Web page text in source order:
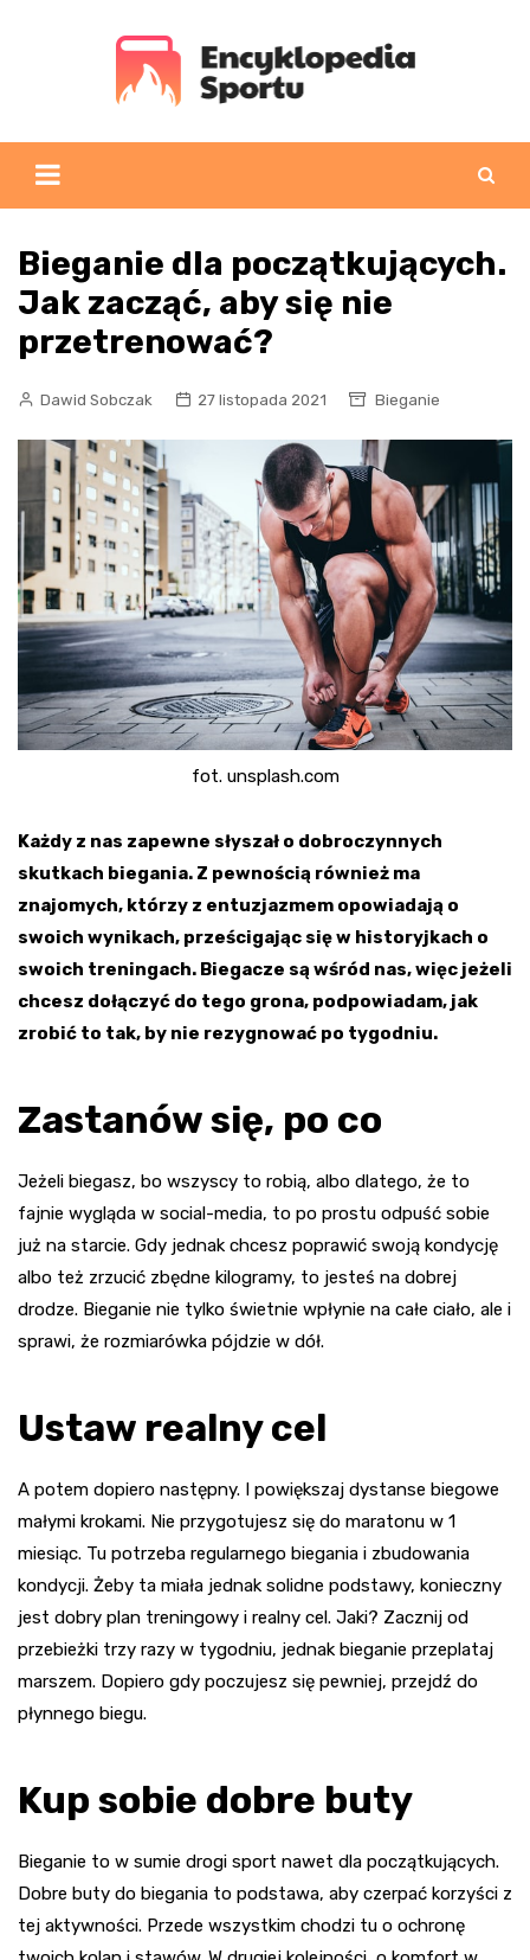
Bieganie dla początkujących.
Jak zacząć, aby się nie
przetrenować?
Dawid Sobczak 27 listopada 2021 Bieganie
fot. unsplash.com
Każdy z nas zapewne słyszał o dobroczynnych
skutkach biegania. Z pewnością również ma
znajomych, którzy z entuzjazmem opowiadają o
swoich wynikach, prześcigając się w historyjkach o
swoich treningach. Biegacze są wśród nas, więc jeżeli
chcesz dołączyć do tego grona, podpowiadam, jak
zrobić to tak, by nie rezygnować po tygodniu.
Zastanów się, po co
Jeżeli biegasz, bo wszyscy to robią, albo dlatego, że to
fajnie wygląda w social-media, to po prostu odpuść sobie
już na starcie. Gdy jednak chcesz poprawić swoją kondycję
albo też zrzucić zbędne kilogramy, to jesteś na dobrej
drodze. Bieganie nie tylko świetnie wpłynie na całe ciało, ale i
sprawi, że rozmiarówka pójdzie w dół.
Ustaw realny cel
A potem dopiero następny. I powiększaj dystanse biegowe
małymi krokami. Nie przygotujesz się do maratonu w 1
miesiąc. Tu potrzeba regularnego biegania i zbudowania
kondycji. Żeby ta miała jednak solidne podstawy, konieczny
jest dobry plan treningowy i realny cel. Jaki? Zacznij od
przebieżki trzy razy w tygodniu, jednak bieganie przeplataj
marszem. Dopiero gdy poczujesz się pewniej, przejdź do
płynnego biegu.
Kup sobie dobre buty
Bieganie to w sumie drogi sport nawet dla początkujących.
Dobre buty do biegania to podstawa, aby czerpać korzyści z
tej aktywności. Przede wszystkim chodzi tu o ochronę